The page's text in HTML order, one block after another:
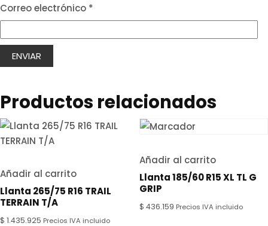
Correo electrónico *
Productos relacionados
Añadir al carrito
Llanta 265/75 R16 TRAIL
TERRAIN T/A
$ 1.435.925 Precios IVA incluido
Añadir al carrito
Llanta 185/60 R15 XL TL G
GRIP
$ 436.159 Precios IVA incluido